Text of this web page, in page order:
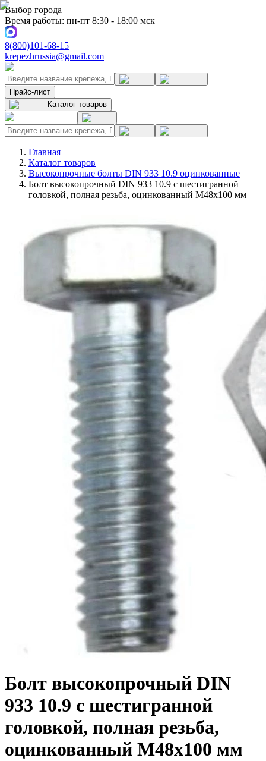
Выбор города
Время работы: пн-пт 8:30 - 18:00 мск
8(800)101-68-15
krepezhrussia@gmail.com
Прайс-лист
Каталог товаров
Главная
Каталог товаров
Высокопрочные болты DIN 933 10.9 оцинкованные
Болт высокопрочный DIN 933 10.9 с шестигранной
головкой, полная резьба, оцинкованный M48x100 мм
Болт высокопрочный DIN
933 10.9 с шестигранной
головкой, полная резьба,
оцинкованный M48x100 мм